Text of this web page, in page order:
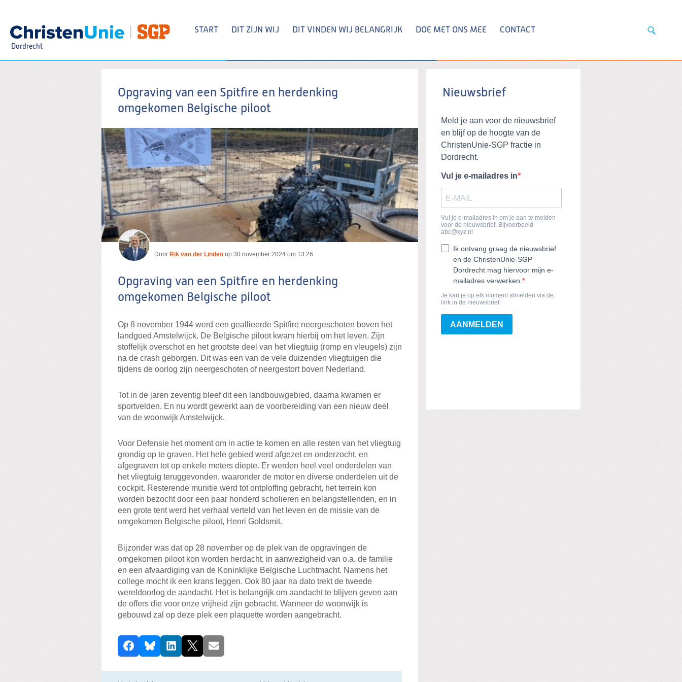
Spring
naar
inhoud
Dordrecht
START DIT ZIJN WIJ DIT VINDEN WIJ BELANGRIJK DOE MET ONS MEE CONTACT
Opgraving van een Spitfire en herdenking
omgekomen Belgische piloot
Door Rik van der Linden op 30 november 2024 om 13:26
Opgraving van een Spitfire en herdenking
omgekomen Belgische piloot
Op 8 november 1944 werd een geallieerde Spitfire neergeschoten boven het
landgoed Amstelwijck. De Belgische piloot kwam hierbij om het leven. Zijn
stoffelijk overschot en het grootste deel van het vliegtuig (romp en vleugels) zijn
na de crash geborgen. Dit was een van de vele duizenden vliegtuigen die
tijdens de oorlog zijn neergeschoten of neergestort boven Nederland.
Tot in de jaren zeventig bleef dit een landbouwgebied, daarna kwamen er
sportvelden. En nu wordt gewerkt aan de voorbereiding van een nieuw deel
van de woonwijk Amstelwijck.
Voor Defensie het moment om in actie te komen en alle resten van het vliegtuig
grondig op te graven. Het hele gebied werd afgezet en onderzocht, en
afgegraven tot op enkele meters diepte. Er werden heel veel onderdelen van
het vliegtuig teruggevonden, waaronder de motor en diverse onderdelen uit de
cockpit. Resterende munitie werd tot ontploffing gebracht, het terrein kon
worden bezocht door een paar honderd scholieren en belangstellenden, en in
een grote tent werd het verhaal verteld van het leven en de missie van de
omgekomen Belgische piloot, Henri Goldsmit.
Bijzonder was dat op 28 november op de plek van de opgravingen de
omgekomen piloot kon worden herdacht, in aanwezigheid van o.a. de familie
en een afvaardiging van de Koninklijke Belgische Luchtmacht. Namens het
college mocht ik een krans leggen. Ook 80 jaar na dato trekt de tweede
wereldoorlog de aandacht. Het is belangrijk om aandacht te blijven geven aan
de offers die voor onze vrijheid zijn gebracht. Wanneer de woonwijk is
gebouwd zal op deze plek een plaquette worden aangebracht.
D
e
e
FacebookBlueskyLinkedIn
X E-mail
Nieuwsbrief